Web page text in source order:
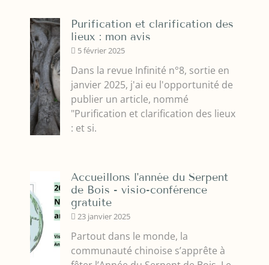
Purification et clarification des
lieux : mon avis
5 février 2025
Dans la revue Infinité n°8, sortie en
janvier 2025, j'ai eu l'opportunité de
publier un article, nommé
"Purification et clarification des lieux
: et si.
Accueillons l'année du Serpent
de Bois - visio-conférence
gratuite
23 janvier 2025
Partout dans le monde, la
communauté chinoise s’apprête à